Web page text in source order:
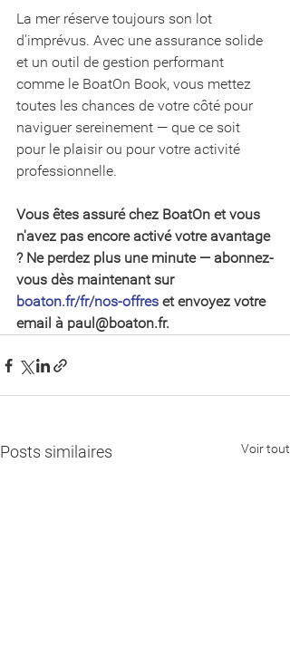
La mer réserve toujours son lot
d'imprévus. Avec une assurance solide
et un outil de gestion performant
comme le BoatOn Book, vous mettez
toutes les chances de votre côté pour
naviguer sereinement — que ce soit
pour le plaisir ou pour votre activité
professionnelle.
Vous êtes assuré chez BoatOn et vous
n'avez pas encore activé votre avantage
? Ne perdez plus une minute — abonnez-
vous dès maintenant sur
boaton.fr/fr/nos-offres et envoyez votre
email à paul@boaton.fr.
Posts similaires Voir tout